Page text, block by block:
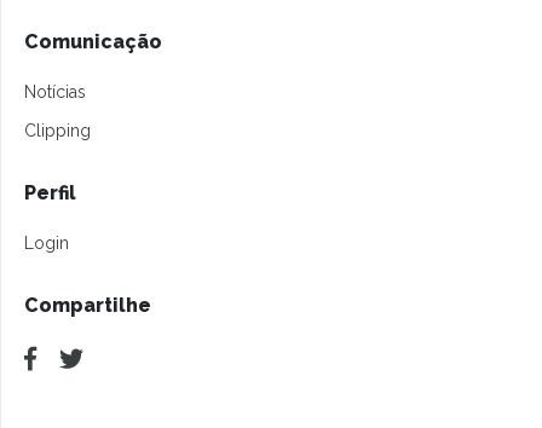
Comunicação
Notícias
Clipping
Perfil
Login
Compartilhe